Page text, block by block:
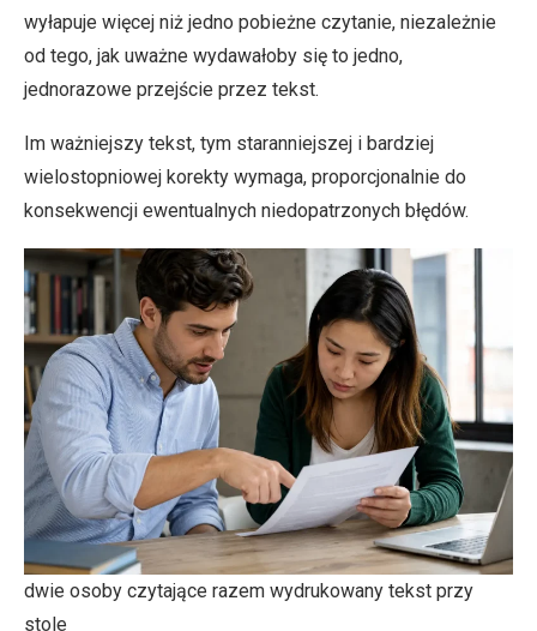
wyłapuje więcej niż jedno pobieżne czytanie, niezależnie
od tego, jak uważne wydawałoby się to jedno,
jednorazowe przejście przez tekst.
Im ważniejszy tekst, tym staranniejszej i bardziej
wielostopniowej korekty wymaga, proporcjonalnie do
konsekwencji ewentualnych niedopatrzonych błędów.
dwie osoby czytające razem wydrukowany tekst przy
stole